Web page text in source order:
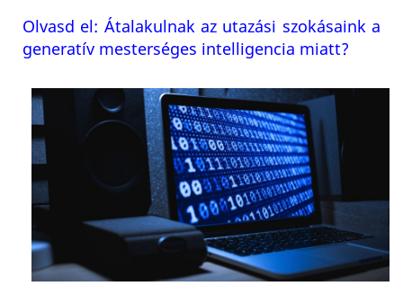
Olvasd el: Átalakulnak az utazási szokásaink a
generatív mesterséges intelligencia miatt?